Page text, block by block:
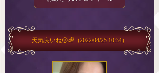
天気良いね😗🌈（2022/04/25 10:34）